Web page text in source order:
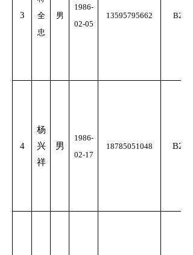
3
全
忠
男
1986-
02-05
13595795662 B2
4
杨
兴
祥
男
1986-
02-17
18785051048 B2